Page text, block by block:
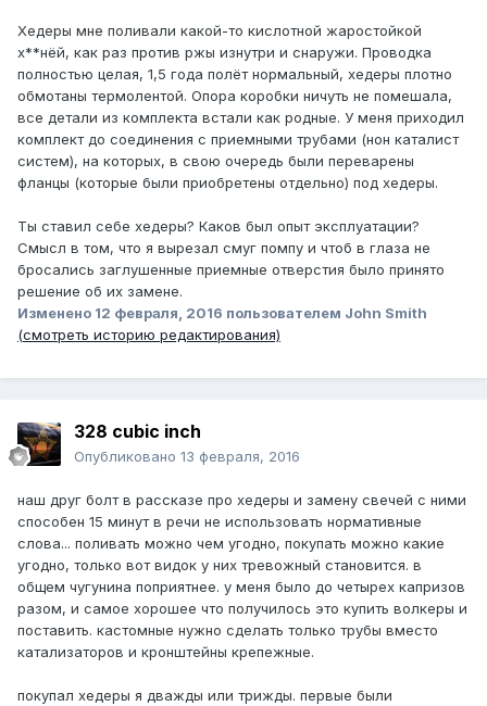
Хедеры мне поливали какой-то кислотной жаростойкой
х**нёй, как раз против ржы изнутри и снаружи. Проводка
полностью целая, 1,5 года полёт нормальный, хедеры плотно
обмотаны термолентой. Опора коробки ничуть не помешала,
все детали из комплекта встали как родные. У меня приходил
комплект до соединения с приемными трубами (нон каталист
систем), на которых, в свою очередь были переварены
фланцы (которые были приобретены отдельно) под хедеры.
Ты ставил себе хедеры? Каков был опыт эксплуатации?
Смысл в том, что я вырезал смуг помпу и чтоб в глаза не
бросались заглушенные приемные отверстия было принято
решение об их замене.
Изменено 12 февраля, 2016 пользователем John Smith
(смотреть историю редактирования)
328 cubic inch
Опубликовано 13 февраля, 2016
наш друг болт в рассказе про хедеры и замену свечей с ними
способен 15 минут в речи не использовать нормативные
слова... поливать можно чем угодно, покупать можно какие
угодно, только вот видок у них тревожный становится. в
общем чугунина поприятнее. у меня было до четырех капризов
разом, и самое хорошее что получилось это купить волкеры и
поставить. кастомные нужно сделать только трубы вместо
катализаторов и кронштейны крепежные.
покупал хедеры я дважды или трижды. первые были